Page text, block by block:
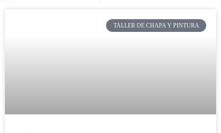
TALLER DE CHAPA Y PINTURA